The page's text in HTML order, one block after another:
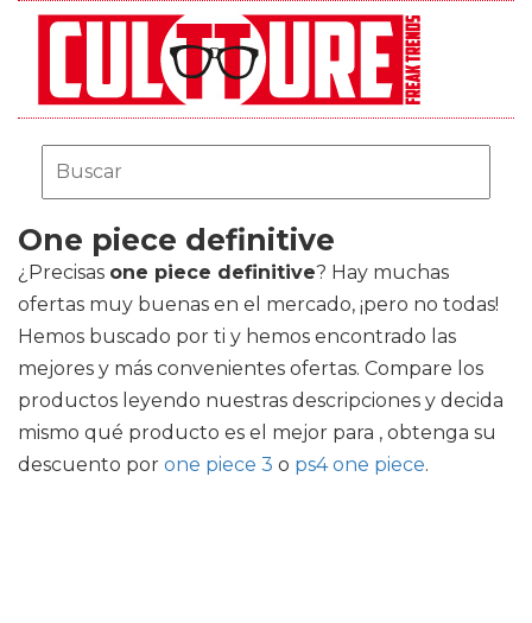
One piece definitive
¿Precisas one piece definitive? Hay muchas
ofertas muy buenas en el mercado, ¡pero no todas!
Hemos buscado por ti y hemos encontrado las
mejores y más convenientes ofertas. Compare los
productos leyendo nuestras descripciones y decida
mismo qué producto es el mejor para , obtenga su
descuento por one piece 3 o ps4 one piece.